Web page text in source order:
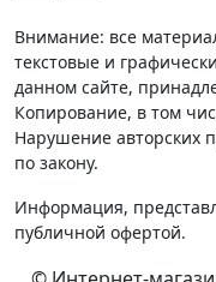
Внимание: все
текстовые и
данном сайте,
Копирование, в том
Нарушение авторских
по закону.
Информация,
публичной офертой.